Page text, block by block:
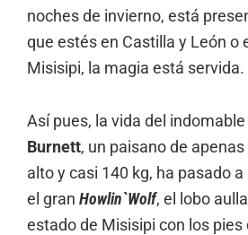
noches de invierno, está
que estés en Castilla y León o
Misisipi, la magia está servida.
Así pues, la vida del indomable
Burnett, un paisano de
alto y casi 140 kg, ha pasado
el gran Howlin`Wolf, el lobo
estado de Misisipi con los